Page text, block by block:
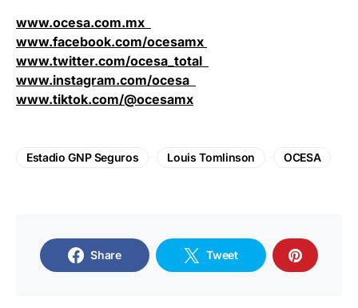
www.ocesa.com.mx
www.facebook.com/ocesamx
www.twitter.com/ocesa_total
www.instagram.com/ocesa
www.tiktok.com/@ocesamx
Estadio GNP Seguros Louis Tomlinson OCESA
Share Tweet